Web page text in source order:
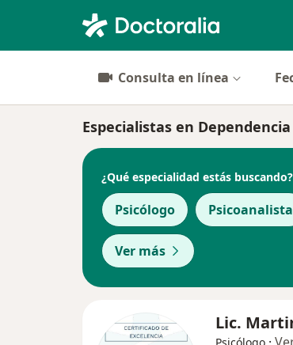
Consulta en línea
Especialistas en
¿Qué especialidad estás buscando?
Psicólogo Psicoanalista
Ver más
Lic.